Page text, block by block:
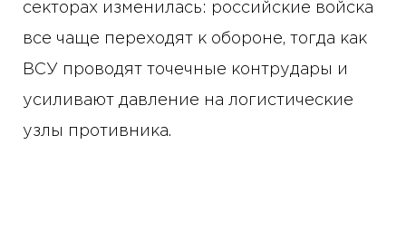
секторах изменилась: российские войска
все чаще переходят к обороне, тогда как
ВСУ проводят точечные контрудары и
усиливают давление на логистические
узлы противника.